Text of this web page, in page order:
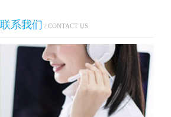
联系我们 / CONTACT US